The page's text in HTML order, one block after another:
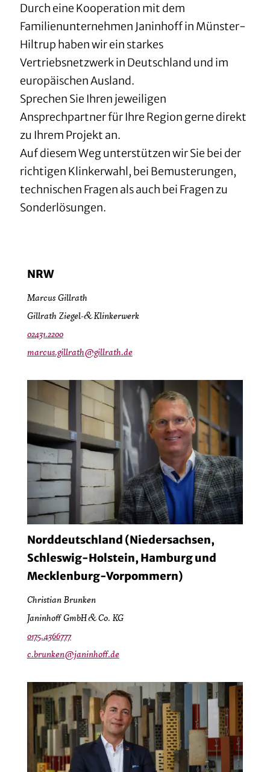
Durch eine Kooperation mit dem
Familienunternehmen Janinhoff in Münster-
Hiltrup haben wir ein starkes
Vertriebsnetzwerk in Deutschland und im
europäischen Ausland.
Sprechen Sie Ihren jeweiligen
Ansprechpartner für Ihre Region gerne direkt
zu Ihrem Projekt an.
Auf diesem Weg unterstützen wir Sie bei der
richtigen Klinkerwahl, bei Bemusterungen,
technischen Fragen als auch bei Fragen zu
Sonderlösungen.
NRW
Marcus Gillrath
Gillrath Ziegel- & Klinkerwerk
02431.2200
marcus.gillrath@gillrath.de
Norddeutschland (Niedersachsen,
Schleswig-Holstein, Hamburg und
Mecklenburg-Vorpommern)
Christian Brunken
Janinhoff GmbH & Co. KG
0175.4366777
c.brunken@janinhoff.de